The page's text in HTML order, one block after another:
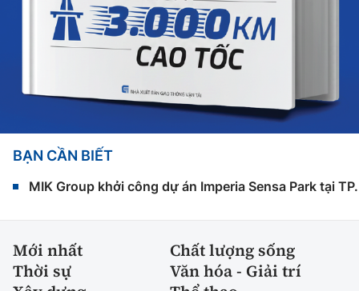
BẠN CẦN BIẾT
MIK Group khởi công dự án Imperia Sensa Park tại
Mới nhất
Chất lượng sống
Thời sự
Văn hóa - Giải trí